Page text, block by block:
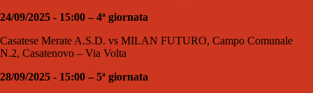
24/09/2025 - 15:00 – 4ª giornata
Casatese Merate A.S.D. vs MILAN FUTURO, Campo Comunale
N.2, Casatenovo – Via Volta
28/09/2025 - 15:00 – 5ª giornata